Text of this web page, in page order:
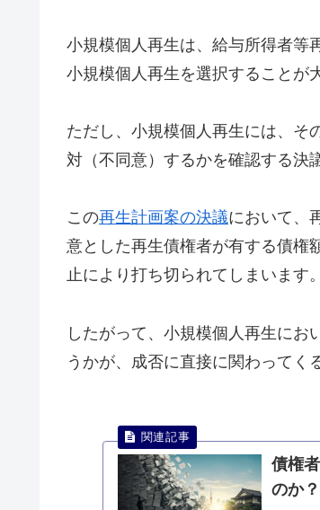
小規模個人再生は、給与所得者等
小規模個人再生を選択することが
ただし、小規模個人再生には、そ
対（不同意）するかを確認する決
この再生計画案の決議において、
意とした再生債権者が有する債権
止により打ち切られてしまいます。
したがって、小規模個人再生に
うかが、成否に直接に関わってく
債権
のか？